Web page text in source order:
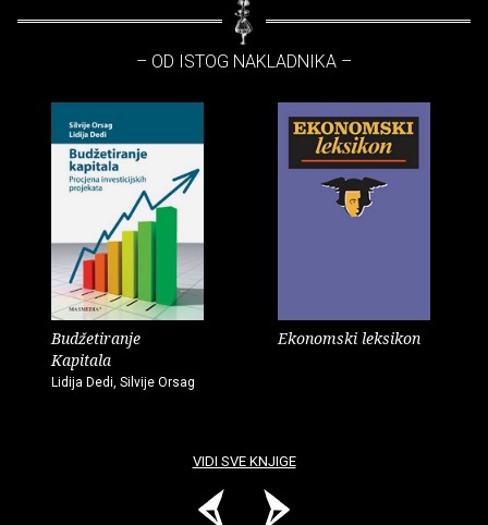
– OD ISTOG NAKLADNIKA –
Budžetiranje
Kapitala
Lidija Dedi, Silvije Orsag
Ekonomski leksikon
VIDI SVE KNJIGE